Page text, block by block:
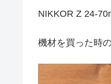
NIKKOR Z 24-
機材を買った時